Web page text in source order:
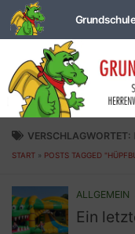
Zum Inhalt springen
VERSCHLAGWORTET:
START » POSTS TAGGED
ALLGEMEIN
Ein